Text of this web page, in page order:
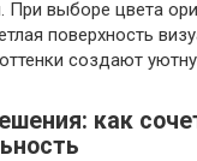
выборе цвета
поверхность
создают
как